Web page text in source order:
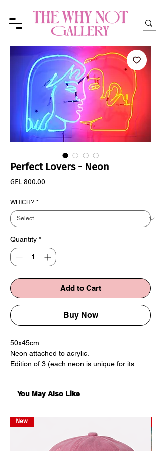
Perfect Lovers - Neon
GEL 800.00
WHICH? *
Quantity *
Add to Cart
Buy Now
50x45cm
Neon attached to acrylic.
Edition of 3 (each neon is unique for its
Neon inspired by the Soviet period relief on
its racy content and in general love for
Soviet cultural heritage super funky and
underappreciated!
You May Also Like
New